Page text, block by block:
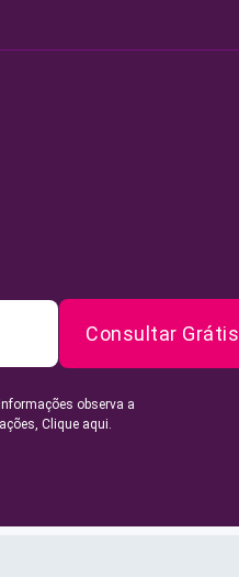
Consultar Grátis
observa a
Clique aqui.